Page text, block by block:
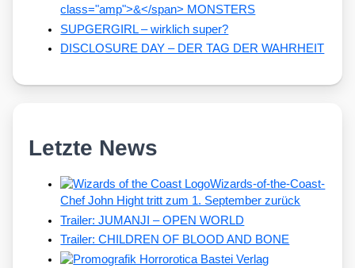
class="amp">&</span> MONSTERS
SUPGERGIRL – wirklich super?
DISCLOSURE DAY – DER TAG DER WAHRHEIT
Letzte News
Wizards-of-the-Coast-
Chef John Hight tritt zum 1. September zurück
Trailer: JUMANJI – OPEN WORLD
Trailer: CHILDREN OF BLOOD AND BONE